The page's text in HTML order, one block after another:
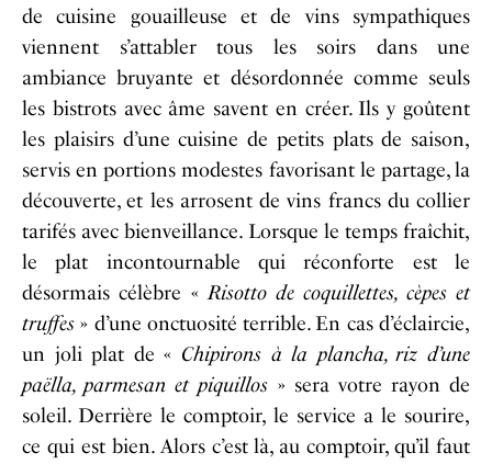
de cuisine gouailleuse et de vins sympathiques
viennent s’attabler tous les soirs dans une
ambiance bruyante et désordonnée comme seuls
les bistrots avec âme savent en créer. Ils y goûtent
les plaisirs d’une cuisine de petits plats de saison,
servis en portions modestes favorisant le partage, la
découverte, et les arrosent de vins francs du collier
tarifés avec bienveillance. Lorsque le temps fraîchit,
le plat incontournable qui réconforte est le
désormais célèbre «Risotto de coquillettes, cèpes et
truffes » d’une onctuosité terrible. En cas d’éclaircie,
un joli plat de « Chipirons à la plancha, riz d’une
paëlla, parmesan et piquillos » sera votre rayon de
soleil. Derrière le comptoir, le service a le sourire,
ce qui est bien. Alors c’est là, au comptoir, qu’il faut